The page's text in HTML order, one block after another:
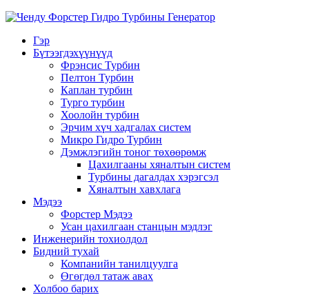
Гэр
Бүтээгдэхүүнүүд
Фрэнсис Турбин
Пелтон Турбин
Каплан турбин
Турго турбин
Хоолойн турбин
Эрчим хүч хадгалах систем
Микро Гидро Турбин
Дэмжлэгийн тоног төхөөрөмж
Цахилгааны хяналтын систем
Турбины дагалдах хэрэгсэл
Хяналтын хавхлага
Мэдээ
Форстер Мэдээ
Усан цахилгаан станцын мэдлэг
Инженерийн тохиолдол
Бидний тухай
Компанийн танилцуулга
Өгөгдөл татаж авах
Холбоо барих